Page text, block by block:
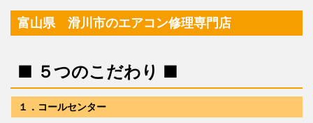
富山県 滑川市のエアコン修理専門店
■ ５つのこだわり ■
１．コールセンター